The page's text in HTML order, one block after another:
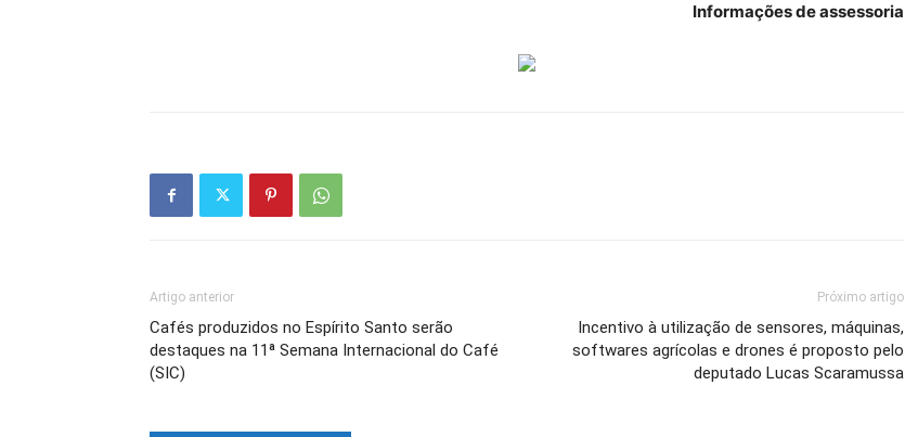
Informações de assessoria
Artigo anterior
Cafés produzidos no Espírito Santo serão
destaques na 11ª Semana Internacional do Café
(SIC)
Próximo artigo
Incentivo à utilização de sensores, máquinas,
softwares agrícolas e drones é proposto pelo
deputado Lucas Scaramussa